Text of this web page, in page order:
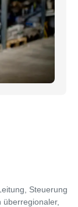
Steuerung